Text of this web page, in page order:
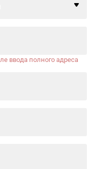
ввода полного адреса